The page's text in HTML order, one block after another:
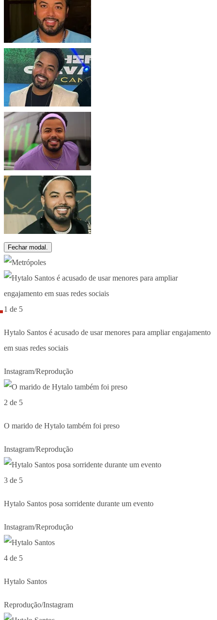
Fechar modal.
1 de 5
Hytalo Santos é acusado de usar menores para ampliar engajamento
em suas redes sociais
Instagram/Reprodução
2 de 5
O marido de Hytalo também foi preso
Instagram/Reprodução
3 de 5
Hytalo Santos posa sorridente durante um evento
Instagram/Reprodução
4 de 5
Hytalo Santos
Reprodução/Instagram